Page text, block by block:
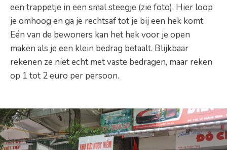
een trappetje in een smal steegje (zie foto). Hier loop
je omhoog en ga je rechtsaf tot je bij een hek komt.
Eén van de bewoners kan het hek voor je open
maken als je een klein bedrag betaalt. Blijkbaar
rekenen ze niet echt met vaste bedragen, maar reken
op 1 tot 2 euro per persoon.